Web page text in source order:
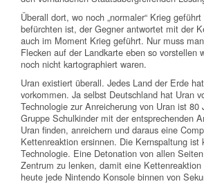
Überall dort, wo noch „normaler“ Krieg
befürchten ist, der Gegner antwortet mit der
auch im Moment Krieg geführt. Nur muss
Flecken auf der Landkarte eben so vorstellen
noch nicht kartographiert waren.
Uran existiert überall. Jedes Land der Erde
vorkommen. Ja selbst Deutschland hat Uran
Technologie zur Anreicherung von Uran ist 80
Gruppe Schulkinder mit der entsprechenden
Uran finden, anreichern und daraus eine
Kettenreaktion ersinnen. Die Kernspaltung ist
Technologie. Eine Detonation von allen
Zentrum zu lenken, damit eine
heute jede Nintendo Konsole binnen von